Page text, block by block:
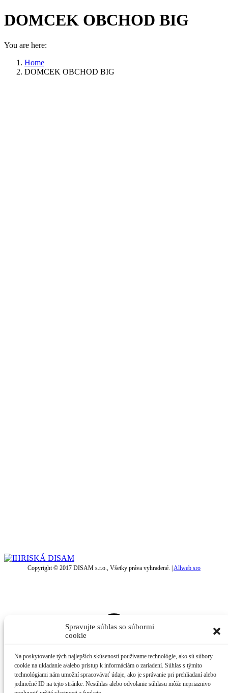
Spravujte súhlas so súbormi
cookie
Na poskytovanie tých najlepších skúseností používame technológie, ako sú súbory
cookie na ukladanie a/alebo prístup k informáciám o zariadení. Súhlas s týmito
technológiami nám umožní spracovávať údaje, ako je správanie pri prehliadaní alebo
jedinečné ID na tejto stránke. Nesúhlas alebo odvolanie súhlasu môže nepriaznivo
DOMCEK OBCHOD BIG
You are here:
Home
DOMCEK OBCHOD BIG
Copyright © 2017 DISAM s.r.o., Všetky práva vyhradené. |Allweb sro